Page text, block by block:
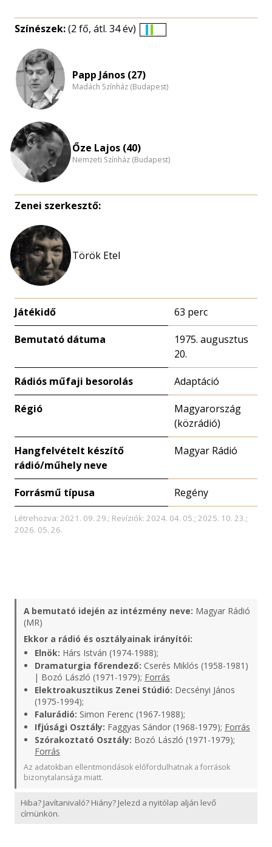
Színészek:(2 fő, átl. 34 év)
Papp János (27)
Madách Színház (Budapest)
Őze Lajos (40)
Nemzeti Színház (Budapest)
Zenei szerkesztő:
Török Etel
Játékidő 63 perc
Bemutató dátuma
1975. augusztus
20.
Rádiós műfaji besorolás Adaptáció
Régió
Magyarország
(közrádió)
Hangfelvételt készítő
rádió/műhely neve
Magyar Rádió
Forrásmű típusa Regény
Létrehozva: 2021. 09. 29.; Revíziók: 2024. 04. 05.; 2025. 10. 23.;
2026. 05. 26.
A bemutató idején az intézmény neve: Magyar Rádió
(MR)
Ekkor a rádió és osztályainak irányítói:
Elnök: Hárs István (1974-1988);
Dramaturgia főrendező: Cserés Miklós (1958-1981)
| Bozó László (1971-1979); Forrás
Elektroakusztikus Zenei Stúdió: Decsényi János
(1975-1994);
Falurádió: Simon Ferenc (1967-1988);
Ifjúsági Osztály: Faggyas Sándor (1968-1979); Forrás
Szórakoztató Osztály: Bozó László (1971-1979);
Forrás
Az adatokban ellentmondások előfordulhatnak a források
bizonytalansága miatt.
Hiba? Javítanivaló? Hiány? Jelezd a nyitólap alján levő
címünkön.